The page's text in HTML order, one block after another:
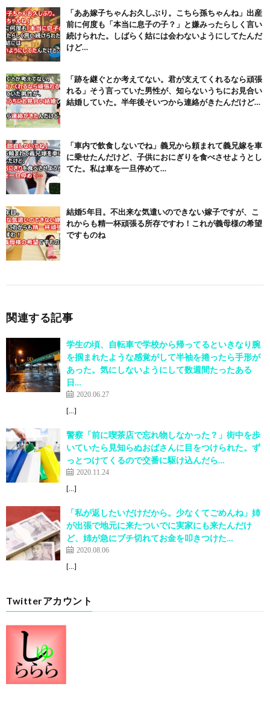
【画像】テイルズで一番マ〇コ舐めまわしたい女の子ｗｗｗｗｗ
(6/22)
Powered by livedoor 相互RSS
「ああ嫁子ちゃんお久しぶり。こちら孫ちゃんね」出産
前に何度も「本当に息子の子？」と嫌みったらしく言い
続けられた。しばらく姑には会わないようにしてたんだ
けど…
「跡を継ぐとか考えてない。君が支えてくれるなら頑張
れる」そう言っていた男性が、知らないうちにお見合い
結婚していた。半年後そいつから連絡がきたんだけど…
「車内で飲食しないでね」義兄から頼まれて義兄嫁を車
に乗せたんだけど、子供におにぎりを食べさせようとし
てた。私は車を一旦停めて…
結婚5年目。不出来な気遣いのできない嫁子ですが、こ
れからも精一杯頑張る所存ですわ！これが義母様の希望
ですものね
関連する記事
学生の頃、自転車で学校から帰ってるといきなり腕
を掴まれたような感覚がして半袖を捲ったら手形が
あった。気にしないようにして数週間たったある
日…
2020.06.27
[…]
警察「前に喫茶店で忘れ物しなかった？」街中を歩
いていたら見知らぬおばさんに目をつけられた。ず
っとつけてくるので交番に駆け込んだら…
2020.11.24
[…]
「私が返したいだけだから。少なくてごめんね」姉
が出張で地元に来たついでに実家にも来たんだけ
ど、姉が急にブチ切れてお金を叩きつけた…
2020.08.06
[…]
Twitterアカウント